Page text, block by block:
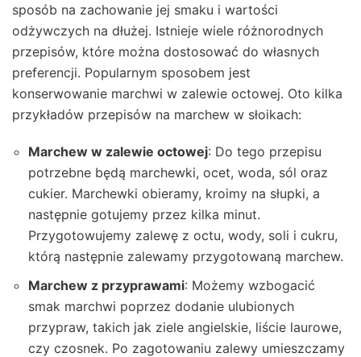
sposób na zachowanie jej smaku i wartości
odżywczych na dłużej. Istnieje wiele różnorodnych
przepisów, które można dostosować do własnych
preferencji. Popularnym sposobem jest
konserwowanie marchwi w zalewie octowej. Oto kilka
przykładów przepisów na marchew w słoikach:
Marchew w zalewie octowej: Do tego przepisu
potrzebne będą marchewki, ocet, woda, sól oraz
cukier. Marchewki obieramy, kroimy na słupki, a
następnie gotujemy przez kilka minut.
Przygotowujemy zalewę z octu, wody, soli i cukru,
którą następnie zalewamy przygotowaną marchew.
Marchew z przyprawami: Możemy wzbogacić
smak marchwi poprzez dodanie ulubionych
przypraw, takich jak ziele angielskie, liście laurowe,
czy czosnek. Po zagotowaniu zalewy umieszczamy